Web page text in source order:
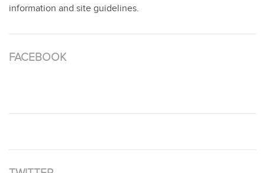
information and site guidelines.
FACEBOOK